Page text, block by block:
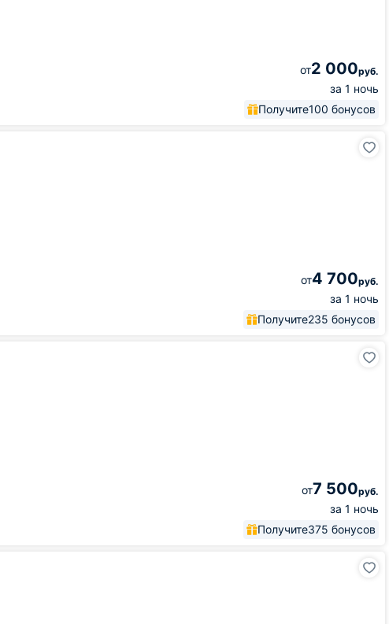
от2 000руб.
за 1 ночь
Получите100 бонусов
от4 700руб.
за 1 ночь
Получите235 бонусов
от7 500руб.
за 1 ночь
Получите375 бонусов